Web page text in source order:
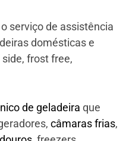
serviço de assistência
domésticas e
frost free,
de geladeira que
câmaras frias,